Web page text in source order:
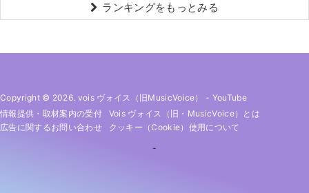
ランキングをもっとみる
Copyright © 2026. vois ヴォイス（旧MusicVoice） - YouTube
情報提供・取材案内の受付
Vois ヴォイス（旧・MusicVoice）とは
広告に関するお問い合わせ
クッキー（cookie）使用について
-